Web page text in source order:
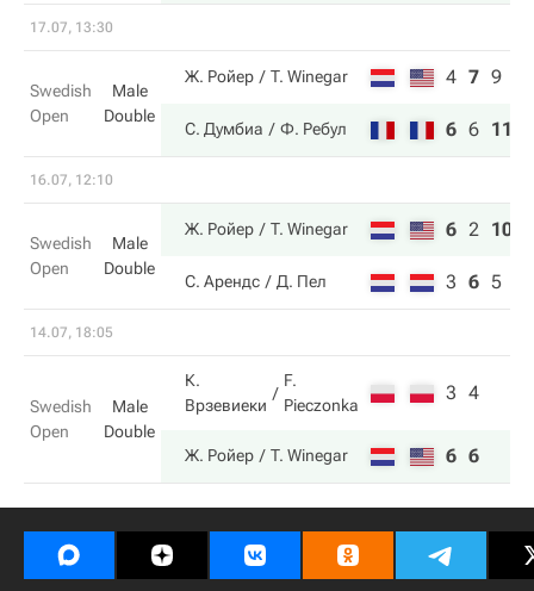
17.07, 13:30
Swedish
Open
Male
Double
Ж. Ройер T. Winegar 4 7 9
С. Думбиа Ф. Ребул 6 6 11
16.07, 12:10
Swedish
Open
Male
Double
Ж. Ройер T. Winegar 6 2 10
С. Арендс Д. Пел 3 6 5
14.07, 18:05
Swedish
Open
Male
Double
К.
Врзевиеки
F.
Pieczonka
3 4
Ж. Ройер T. Winegar 6 6